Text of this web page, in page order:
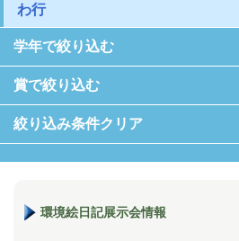
わ行
学年で絞り込む
賞で絞り込む
絞り込み条件クリア
環境絵日記展示会情報